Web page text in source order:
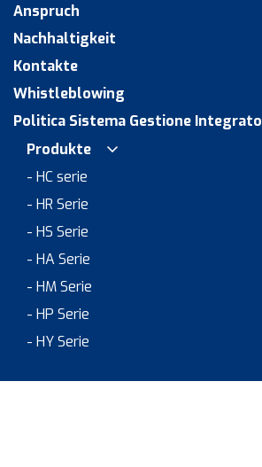
Anspruch
Nachhaltigkeit
Kontakte
Whistleblowing
Politica Sistema Gestione Integrato
Produkte
- HC serie
- HR Serie
- HS Serie
- HA Serie
- HM Serie
- HP Serie
- HY Serie